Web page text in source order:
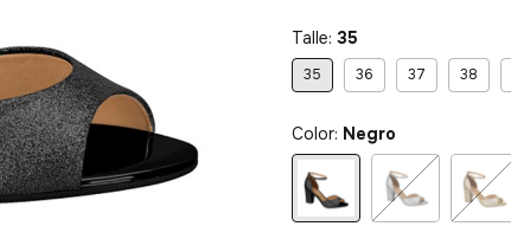
Talle: 35
35 36 37 38
Color: Negro